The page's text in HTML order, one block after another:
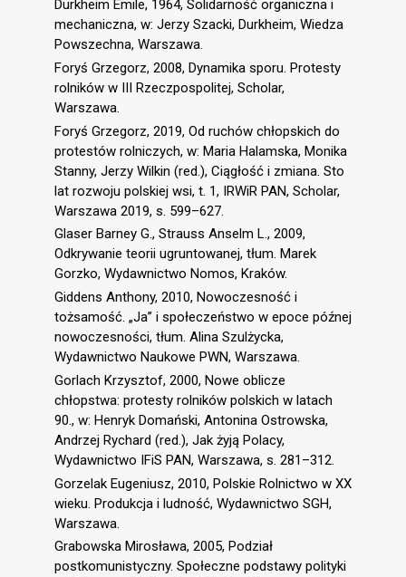
Durkheim Émile, 1964, Solidarność organiczna i
mechaniczna, w: Jerzy Szacki, Durkheim, Wiedza
Powszechna, Warszawa.
Foryś Grzegorz, 2008, Dynamika sporu. Protesty
rolników w III Rzeczpospolitej, Scholar,
Warszawa.
Foryś Grzegorz, 2019, Od ruchów chłopskich do
protestów rolniczych, w: Maria Halamska, Monika
Stanny, Jerzy Wilkin (red.), Ciągłość i zmiana. Sto
lat rozwoju polskiej wsi, t. 1, IRWiR PAN, Scholar,
Warszawa 2019, s. 599–627.
Glaser Barney G., Strauss Anselm L., 2009,
Odkrywanie teorii ugruntowanej, tłum. Marek
Gorzko, Wydawnictwo Nomos, Kraków.
Giddens Anthony, 2010, Nowoczesność i
tożsamość. „Ja” i społeczeństwo w epoce późnej
nowoczesności, tłum. Alina Szulżycka,
Wydawnictwo Naukowe PWN, Warszawa.
Gorlach Krzysztof, 2000, Nowe oblicze
chłopstwa: protesty rolników polskich w latach
90., w: Henryk Domański, Antonina Ostrowska,
Andrzej Rychard (red.), Jak żyją Polacy,
Wydawnictwo IFiS PAN, Warszawa, s. 281–312.
Gorzelak Eugeniusz, 2010, Polskie Rolnictwo w XX
wieku. Produkcja i ludność, Wydawnictwo SGH,
Warszawa.
Grabowska Mirosława, 2005, Podział
postkomunistyczny. Społeczne podstawy polityki